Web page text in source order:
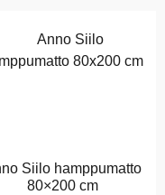
Siilo hamppumatto
80×200 cm